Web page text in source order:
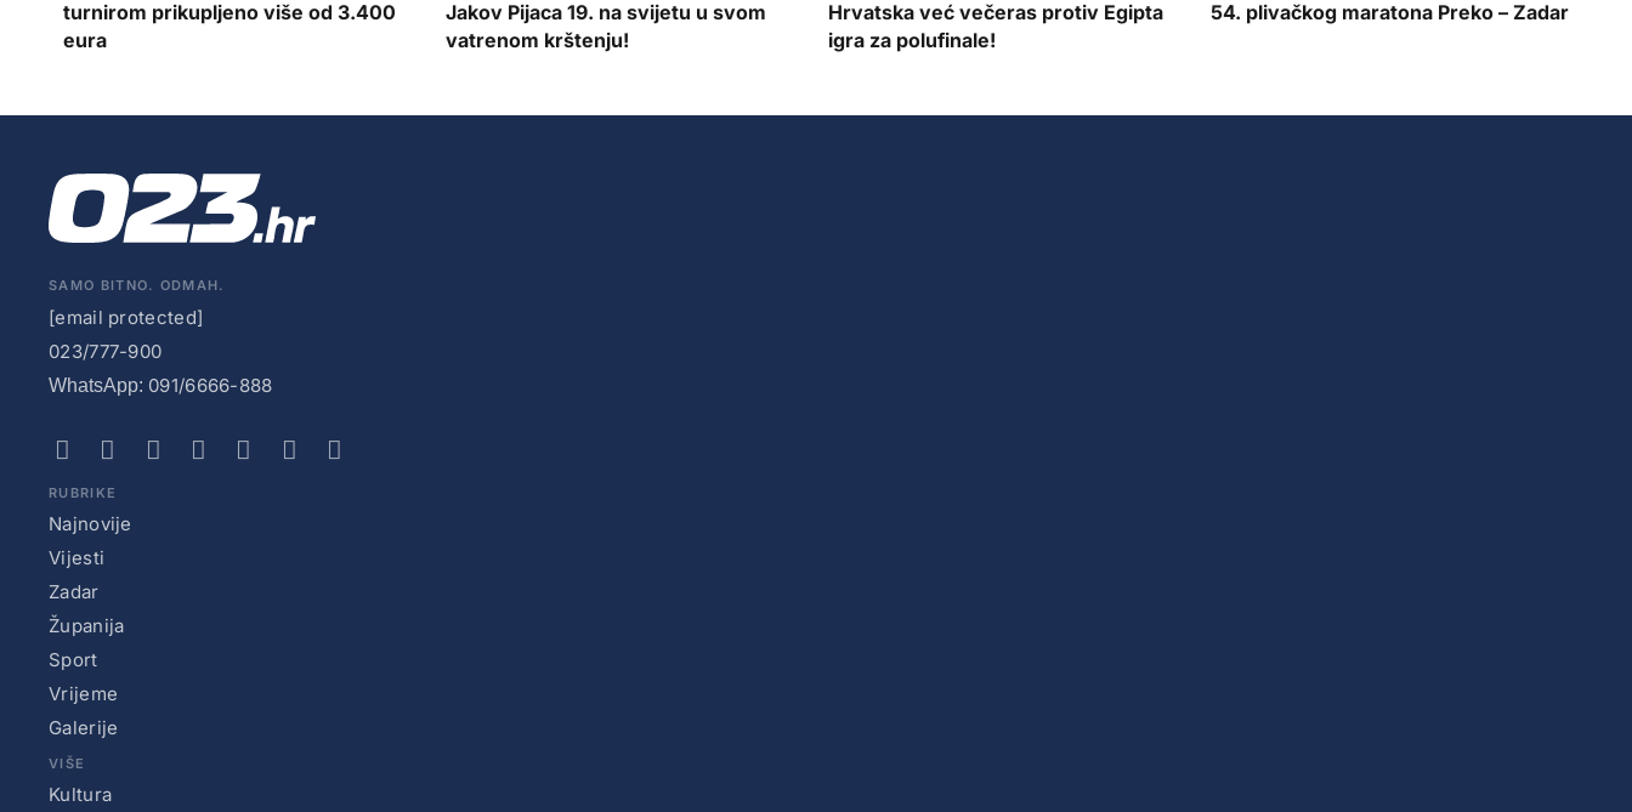
turnirom prikupljeno više od 3.400
eura
Jakov Pijaca 19. na svijetu u svom
vatrenom krštenju!
Hrvatska već večeras protiv Egipta
igra za polufinale!
54. plivačkog maratona Preko – Zadar
SAMO BITNO. ODMAH.
[email protected]
023/777-900
WhatsApp: 091/6666-888
RUBRIKE
Najnovije
Vijesti
Zadar
Županija
Sport
Vrijeme
Galerije
VIŠE
Kultura